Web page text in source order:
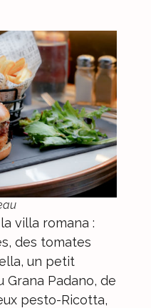
villa romana :
des tomates
un petit
Grana Padano, de
pesto-Ricotta,